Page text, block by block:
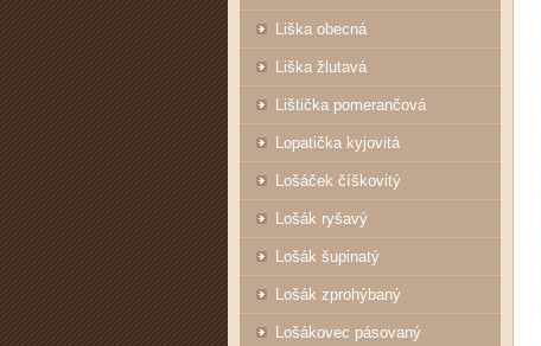
Liška obecná
Liška žlutavá
Lištička pomerančová
Lopatička kyjovitá
Lošáček číškovitý
Lošák ryšavý
Lošák šupinatý
Lošák zprohýbaný
Lošákovec pásovaný